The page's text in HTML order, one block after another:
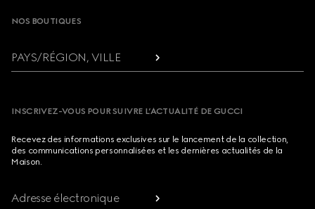
NOS BOUTIQUES
PAYS/RÉGION, VILLE
INSCRIVEZ-VOUS POUR SUIVRE L’ACTUALITÉ DE GUCCI
Recevez des informations exclusives sur le lancement de la collection,
des communications personnalisées et les dernières actualités de la
Maison.
Adresse électronique